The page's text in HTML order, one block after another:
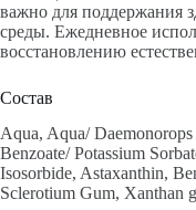
важно для поддержания
среды. Ежедневное
восстановлению
Состав
Aqua, Aqua/
Benzoate/ Potassium
Isosorbide, Astaxanthin,
Sclerotium Gum, Xanthan